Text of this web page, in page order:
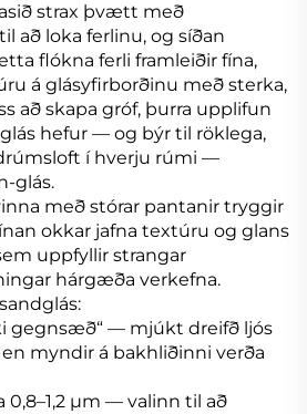
strax þvætt með
að loka ferlinu, og síðan
flókna ferli framleiðir fína,
á glásyfirborðinu með sterka,
að skapa gróf, þurra upplifun
hefur — og býr til röklega,
í hverju rúmi —
glás.
með stórar pantanir tryggir
okkar jafna textúru og glans
uppfyllir strangar
hárgæða verkefna.
gegnsæð“ — mjúkt dreifð ljós
myndir á bakhliðinni verða
0,8–1,2 μm — valinn til að